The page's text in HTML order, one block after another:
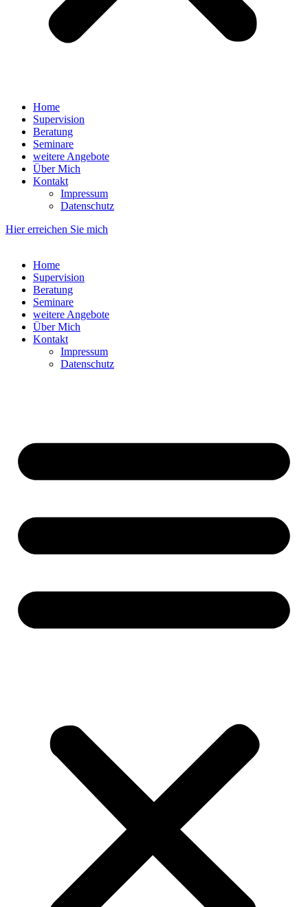
Home
Supervision
Beratung
Seminare
weitere Angebote
Über Mich
Kontakt
Impressum
Datenschutz
Hier erreichen Sie mich
Home
Supervision
Beratung
Seminare
weitere Angebote
Über Mich
Kontakt
Impressum
Datenschutz